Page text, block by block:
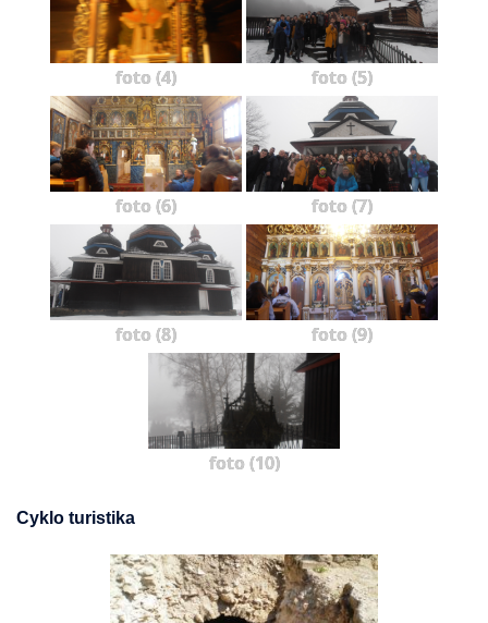
foto (4) foto (5)
foto (6) foto (7)
foto (8) foto (9)
foto (10)
Cyklo turistika